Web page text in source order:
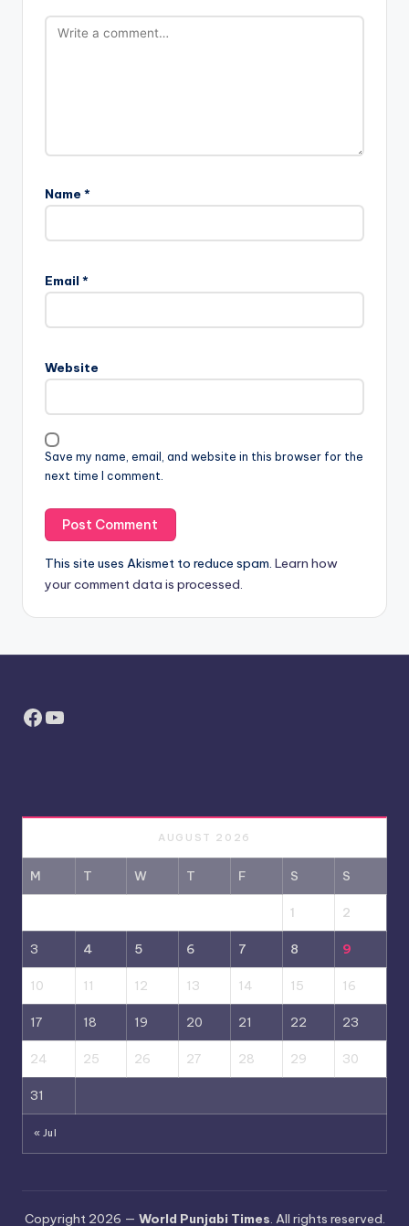
Name *
Email *
Website
Save my name, email, and website in this browser for the
next time I comment.
This site uses Akismet to reduce spam. Learn how
your comment data is processed.
Facebook
YouTube
AUGUST 2026
M T W T F S S
1 2
3 4 5 6 7 8 9
10 11 12 13 14 15 16
17 18 19 20 21 22 23
24 25 26 27 28 29 30
31
« Jul
Copyright 2026 — World Punjabi Times. All rights reserved.